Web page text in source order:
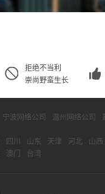
拒绝不当利
崇尚野蛮生长
宁波网络公司 温州网络公司
四川 山东 天津 河北
山西
澳门 台湾